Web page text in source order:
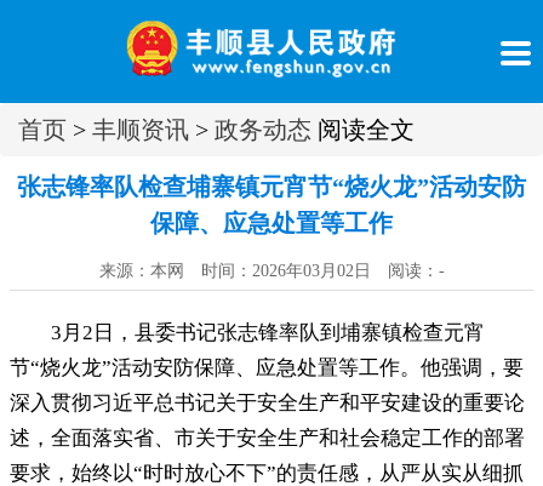
首页 > 丰顺资讯 > 政务动态 阅读全文
张志锋率队检查埔寨镇元宵节“烧火龙”活动安防
保障、应急处置等工作
来源：本网 时间：2026年03月02日 阅读： -
3月2日 ， 县委书记张志锋率队到埔寨镇检查元宵
节“烧火龙”活动安防保障、应急处置等工作。他强调 ， 要
深入贯彻习近平总书记关于安全生产和平安建设的重要论
述，全面落实省、市关于安全生产和社会稳定工作的部署
要求 ， 始终以“时时放心不下”的责任感，从严从实从细抓